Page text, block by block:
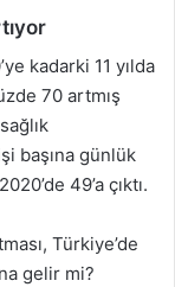
kadarki 11 yılda
70 artmış
başına günlük
49’a çıktı.
Türkiye’de
gelir mi?